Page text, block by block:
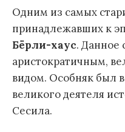
Одним из самых
принадлежавших к
Бёрли-хаус. Данное
аристократичным,
видом. Особняк был
великого деятеля
Сесила.